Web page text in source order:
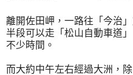
離開佐田岬，一路往「今治
半段可以走「松山自動車道
不少時間。
而大約中午左右經過大洲，